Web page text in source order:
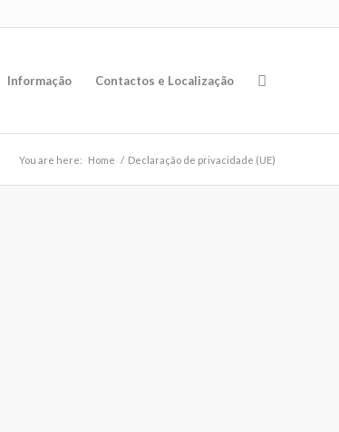
Informação Contactos e Localização
You are here: Home / Declaração de privacidade (UE)